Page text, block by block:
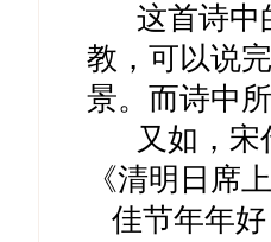
这首诗中
教，可以说
景。而诗中
又如，宋
《清明日席
佳节年年